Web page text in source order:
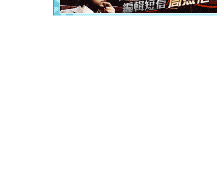
离。水晶
[元旦]当